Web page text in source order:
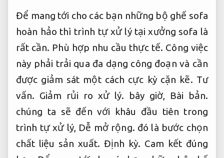
Để mang tới cho các bạn những bộ ghế sofa
hoàn hảo thì trình tự xử lý tại xưởng sofa là
rất cần. Phù hợp nhu cầu thực tế. Công việc
này phải trải qua đa dạng công đoạn và cần
được giảm sát một cách cực kỳ cặn kẽ. Tư
vấn. Giảm rủi ro xử lý. bây giờ, Bài bản.
chúng ta sẽ đến với khâu đầu tiên trong
trình tự xử lý, Dễ mở rộng. đó là bước chọn
chất liệu sản xuất. Định kỳ. Cam kết đúng